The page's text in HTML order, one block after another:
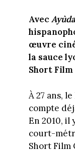
Avec
œuvre
la sauce
Short
À 27 ans,
compte
En 2010, il
court-
Short Film